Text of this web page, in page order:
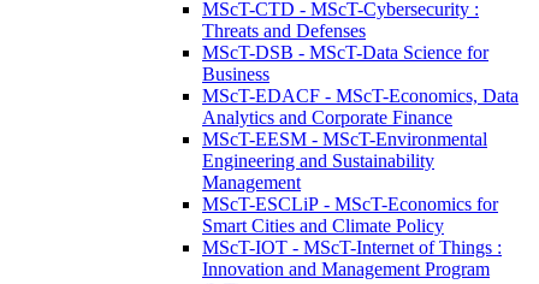
MScT-CTD - MScT-Cybersecurity :
Threats and Defenses
MScT-DSB - MScT-Data Science for
Business
MScT-EDACF - MScT-Economics, Data
Analytics and Corporate Finance
MScT-EESM - MScT-Environmental
Engineering and Sustainability
Management
MScT-ESCLiP - MScT-Economics for
Smart Cities and Climate Policy
MScT-IOT - MScT-Internet of Things :
Innovation and Management Program